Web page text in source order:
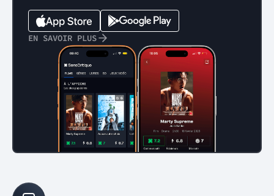
EN SAVOIR PLUS